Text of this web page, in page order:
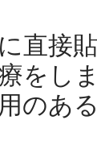
直接
をし
のあ